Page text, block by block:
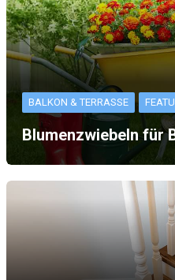
BALKON & TERRASSE
Blumenzwiebeln für